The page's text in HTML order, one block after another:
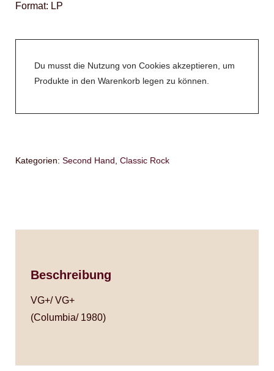
Format: LP
Du musst die Nutzung von Cookies akzeptieren, um
Produkte in den Warenkorb legen zu können.
Kategorien: Second Hand Classic Rock
Beschreibung
VG+/ VG+
(Columbia/ 1980)